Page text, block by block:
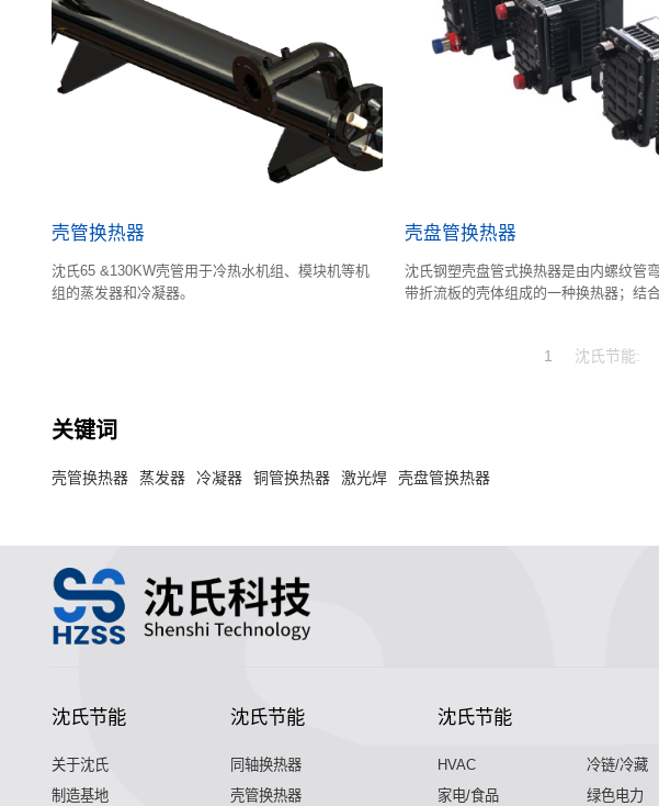
壳管换热器
沈氏65 &130KW壳管用于冷热水机组、模块机等机
组的蒸发器和冷凝器。
壳盘管换热器
沈氏钢塑壳盘管式换热器是由内螺纹管
带折流板的壳体组成的一种换热器；结
1 沈氏节能:
关键词
壳管换热器 蒸发器 冷凝器 铜管换热器 激光焊 壳盘管换热器
沈氏节能
关于沈氏
制造基地
沈氏节能
同轴换热器
壳管换热器
沈氏节能
HVAC
冷链/冷藏
家电/食品
绿色电力